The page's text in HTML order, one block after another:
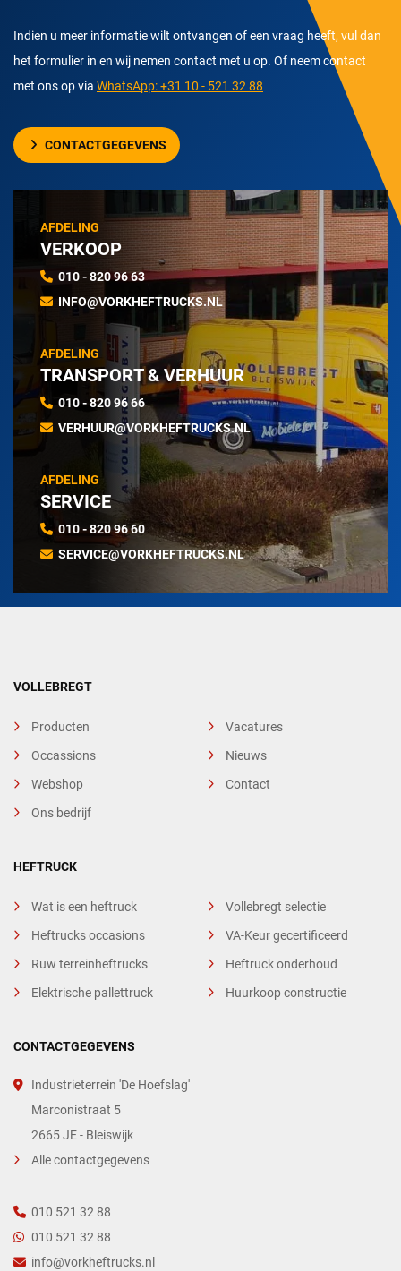
Indien u meer informatie wilt ontvangen of een vraag heeft, vul dan
het formulier in en wij nemen contact met u op. Of neem contact
met ons op via WhatsApp: +31 10 - 521 32 88
CONTACTGEGEVENS
AFDELING
VERKOOP
010 - 820 96 63
INFO@VORKHEFTRUCKS.NL
AFDELING
TRANSPORT & VERHUUR
010 - 820 96 66
VERHUUR@VORKHEFTRUCKS.NL
AFDELING
SERVICE
010 - 820 96 60
SERVICE@VORKHEFTRUCKS.NL
VOLLEBREGT
Producten
Occassions
Webshop
Ons bedrijf
Vacatures
Nieuws
Contact
HEFTRUCK
Wat is een heftruck
Heftrucks occasions
Ruw terreinheftrucks
Elektrische pallettruck
Vollebregt selectie
VA-Keur gecertificeerd
Heftruck onderhoud
Huurkoop constructie
CONTACTGEGEVENS
Industrieterrein 'De Hoefslag'
Marconistraat 5
2665 JE - Bleiswijk
Alle contactgegevens
010 521 32 88
010 521 32 88
info@vorkheftrucks.nl